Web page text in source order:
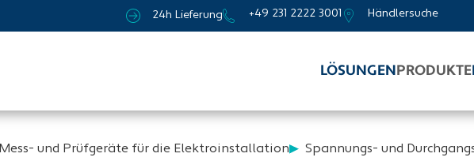
24h Lieferung +49 231 2222 3001 Händlersuche
LÖSUNGEN PRODUKTE
Mess- und Prüfgeräte für die Elektroinstallation Spannungs- und